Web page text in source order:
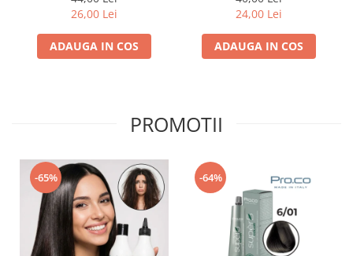
Pro.Co - 10/1 BLOND EXTRA
DESCHIS CENUSIU
26,00 Lei
ADAUGA IN COS
24,00 Lei
ADAUGA IN COS
PROMOTII
-65% -64%